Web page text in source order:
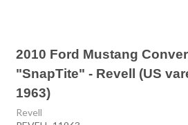
2010 Ford Mustang
"SnapTite" - Revell (US
1963)
Revell